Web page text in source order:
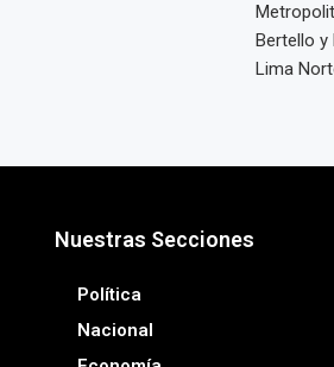
Bertello y
Lima
Nuestras Secciones
Política
Nacional